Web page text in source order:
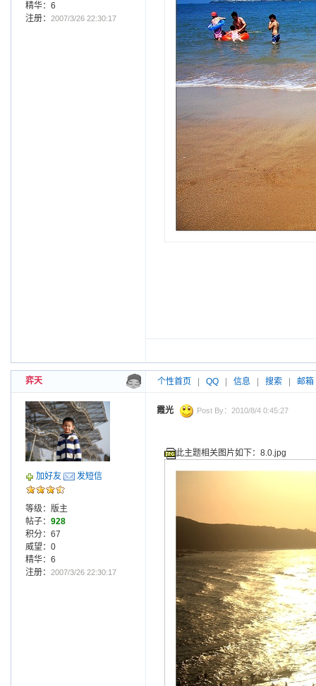
精华：6
注册： 2007/3/26 22:30:17
弈天 个性首页 QQ 信息 搜索 邮箱
加好友 发短信
等级：版主
帖子： 928
积分：67
威望：0
精华：6
注册： 2007/3/26 22:30:17
霞光 Post By：2010/8/4 0:45:27
此主题相关图片如下：8.0.jpg